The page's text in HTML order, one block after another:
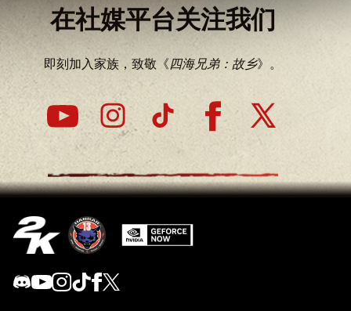
在社媒平台关注我们
即刻加入家族，致敬《四海兄弟：故乡》。